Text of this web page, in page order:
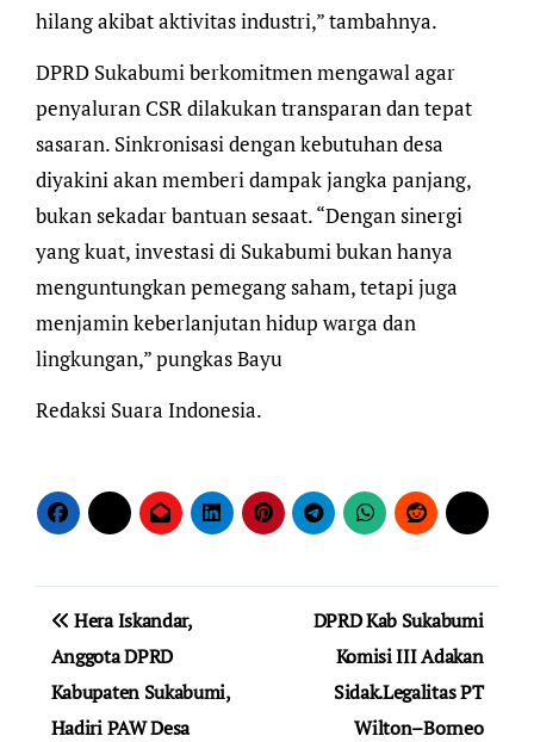
hilang akibat aktivitas industri,” tambahnya.
DPRD Sukabumi berkomitmen mengawal agar
penyaluran CSR dilakukan transparan dan tepat
sasaran. Sinkronisasi dengan kebutuhan desa
diyakini akan memberi dampak jangka panjang,
bukan sekadar bantuan sesaat. “Dengan sinergi
yang kuat, investasi di Sukabumi bukan hanya
menguntungkan pemegang saham, tetapi juga
menjamin keberlanjutan hidup warga dan
lingkungan,” pungkas Bayu
Redaksi Suara Indonesia.
Navigasi
pos
Hera Iskandar,
Anggota DPRD
Kabupaten Sukabumi,
Hadiri PAW Desa
DPRD Kab Sukabumi
Komisi III Adakan
Sidak.Legalitas PT
Wilton–Borneo